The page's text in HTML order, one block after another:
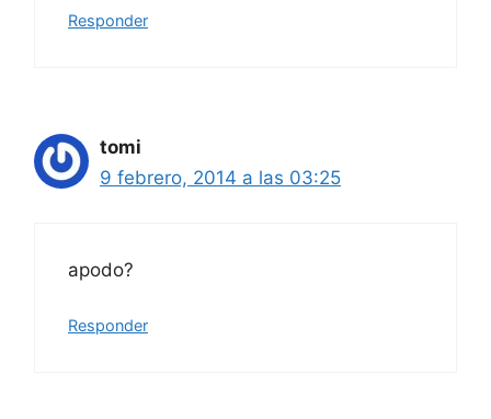
Responder
tomi
9 febrero, 2014 a las 03:25
apodo?
Responder